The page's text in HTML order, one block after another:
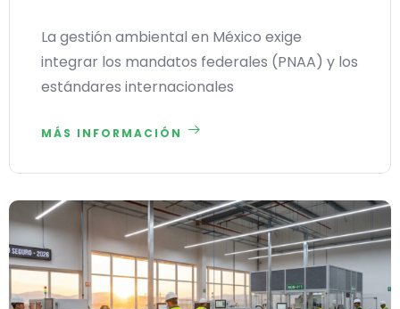
La gestión ambiental en México exige
integrar los mandatos federales (PNAA) y los
estándares internacionales
MÁS INFORMACIÓN